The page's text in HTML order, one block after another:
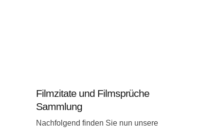
Filmzitate und Filmsprüche
Sammlung
Nachfolgend finden Sie nun unsere